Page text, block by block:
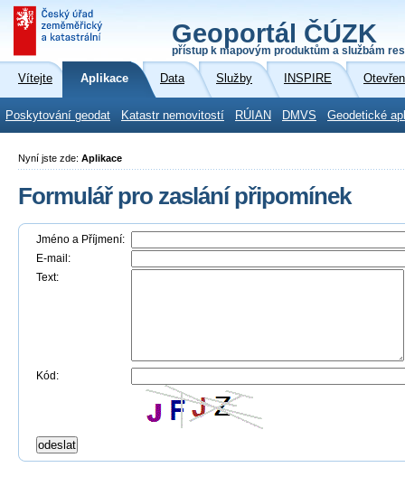
Geoportál ČÚZK
přístup k mapovým produktům a službám
Vítejte Aplikace Data Služby INSPIRE
Poskytování geodat Katastr nemovitostí RÚIAN DMVS Geodetické
Nyní jste zde: Aplikace
Formulář pro zaslání připomínek
Jméno a Příjmení:
E-mail:
Text:
Kód: